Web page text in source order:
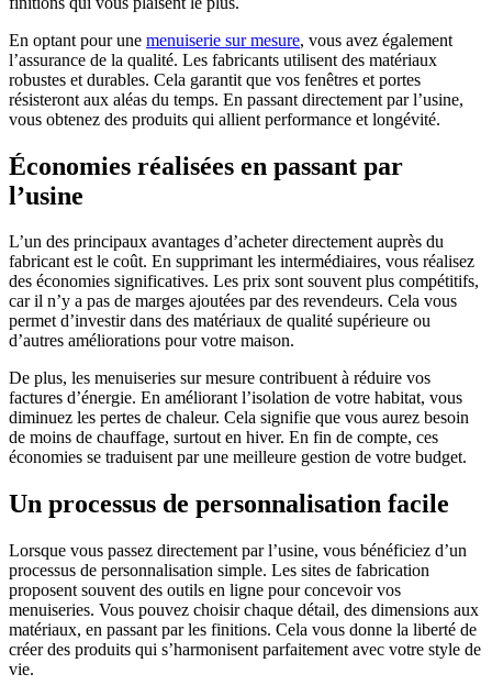
En optant pour une menuiserie sur mesure, vous avez également
l’assurance de la qualité. Les fabricants utilisent des matériaux
robustes et durables. Cela garantit que vos fenêtres et portes
résisteront aux aléas du temps. En passant directement par l’usine,
vous obtenez des produits qui allient performance et longévité.
Économies réalisées en passant par
l’usine
L’un des principaux avantages d’acheter directement auprès du
fabricant est le coût. En supprimant les intermédiaires, vous réalisez
des économies significatives. Les prix sont souvent plus compétitifs,
car il n’y a pas de marges ajoutées par des revendeurs. Cela vous
permet d’investir dans des matériaux de qualité supérieure ou
d’autres améliorations pour votre maison.
De plus, les menuiseries sur mesure contribuent à réduire vos
factures d’énergie. En améliorant l’isolation de votre habitat, vous
diminuez les pertes de chaleur. Cela signifie que vous aurez besoin
de moins de chauffage, surtout en hiver. En fin de compte, ces
économies se traduisent par une meilleure gestion de votre budget.
Un processus de personnalisation facile
Lorsque vous passez directement par l’usine, vous bénéficiez d’un
processus de personnalisation simple. Les sites de fabrication
proposent souvent des outils en ligne pour concevoir vos
menuiseries. Vous pouvez choisir chaque détail, des dimensions aux
matériaux, en passant par les finitions. Cela vous donne la liberté de
créer des produits qui s’harmonisent parfaitement avec votre style de
vie.